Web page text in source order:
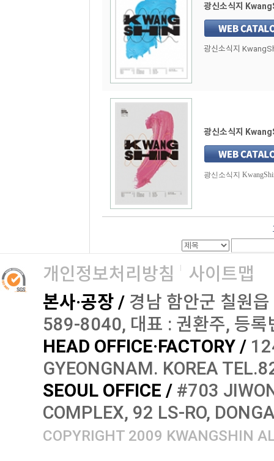
광신소식지
광신소식지
광신소식지
광신소식지
개인정보처리방침
사이트맵
본사·공장 / 경남 함안군 칠원
589-8040, 대표 : 권환주, 등
HEAD OFFICE·FACTORY /
GYEONGNAM. KOREA
SEOUL OFFICE / #703
COMPLEX, 92 LS-RO,
COPYRIGHT 2009 KWANGSHIN